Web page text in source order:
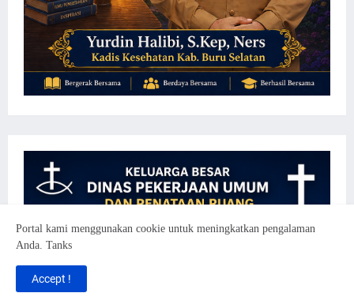
Portal kami menggunakan cookie untuk meningkatkan pengalaman
Anda. Tanks
Accept !